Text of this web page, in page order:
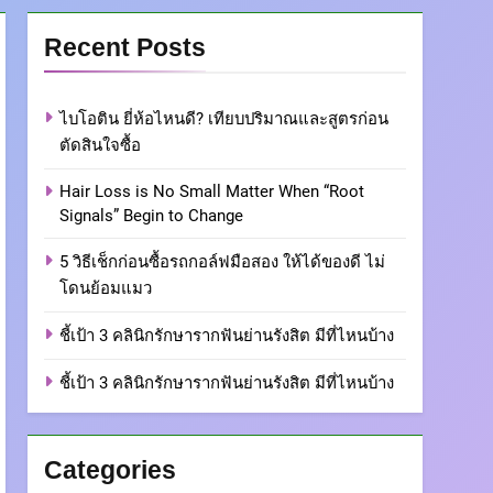
Recent Posts
ไบโอติน ยี่ห้อไหนดี? เทียบปริมาณและสูตรก่อน
ตัดสินใจซื้อ
Hair Loss is No Small Matter When “Root
Signals” Begin to Change
5 วิธีเช็กก่อนซื้อรถกอล์ฟมือสอง ให้ได้ของดี ไม่
โดนย้อมแมว
ชี้เป้า 3 คลินิกรักษารากฟันย่านรังสิต มีที่ไหนบ้าง
ชี้เป้า 3 คลินิกรักษารากฟันย่านรังสิต มีที่ไหนบ้าง
Categories